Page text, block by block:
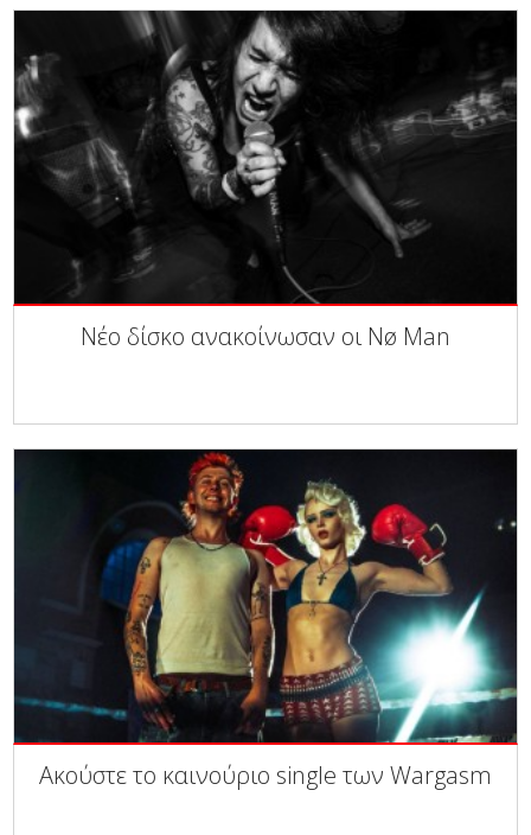
Νέο δίσκο ανακοίνωσαν οι Nø Man
Ακούστε το καινούριο single των Wargasm